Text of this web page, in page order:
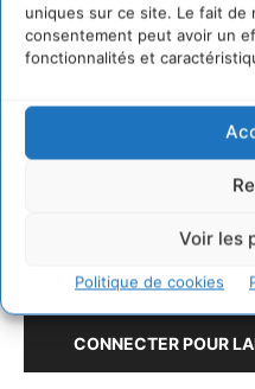
uniques sur ce site. Le fait
consentement peut avoir un
fonctionnalités et
Voir les
Politique de cookies
Je ne sais pas si
pourriez jeter un
gratuitement et
Meilleures
LAISSER UN COMMENTAIRE
CONNECTER POUR